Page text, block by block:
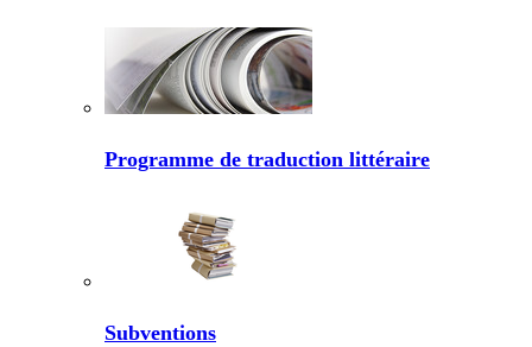
Programme de traduction littéraire
Subventions